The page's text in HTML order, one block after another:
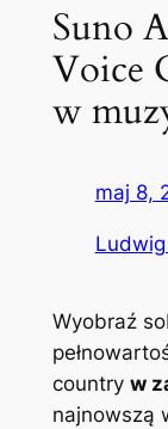
Suno
Voice
w
maj 8,
Wyobraź
country w
najnowszą